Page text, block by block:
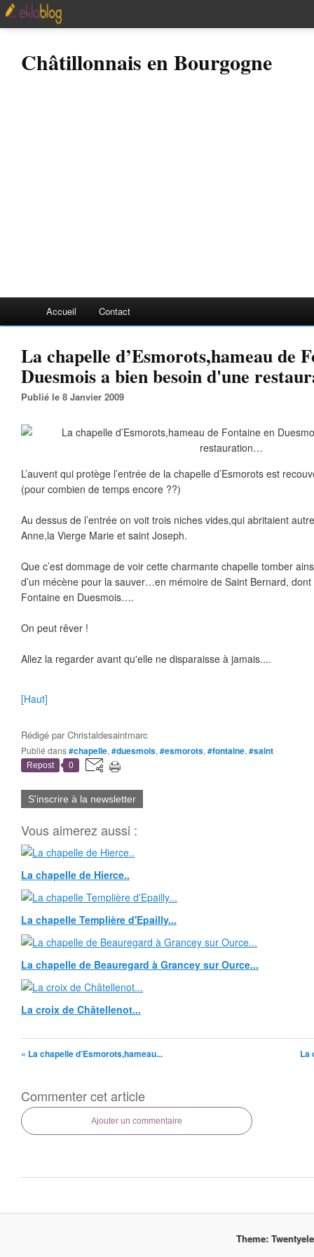
Châtillonnais en Bourgogne
Accueil Contact
La chapelle d’Esmorots,hameau de
Duesmois a bien besoin d'une
Publié le 8 Janvier 2009
L’auvent qui protège l’entrée de la chapelle d’Esmorots est
(pour combien de temps encore ??)
Au dessus de l’entrée on voit trois niches vides,qui abritaient
Anne,la Vierge Marie et saint Joseph.
Que c’est dommage de voir cette charmante chapelle tomber
d’un mécène pour la sauver…en mémoire de Saint Bernard,
Fontaine en Duesmois….
On peut rêver !
Allez la regarder avant qu'elle ne disparaisse à jamais....
[Haut]
Rédigé parChristaldesaintmarc
Publié dans#chapelle, #duesmois, #esmorots, #fontaine, #saint
Repost 0
S'inscrire à la newsletter
Vous aimerez aussi :
La chapelle de Hierce..
La chapelle Templière d'Epailly...
La chapelle de Beauregard à Grancey sur Ource...
La croix de Châtellenot...
« La chapelle d’Esmorots,hameau... La
Commenter cet article
Ajouter un commentaire
Theme: